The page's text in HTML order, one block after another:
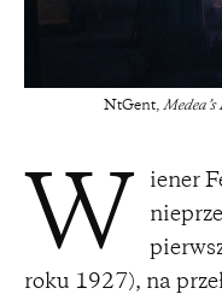
NtGent,
W
iener
roku 1927), na